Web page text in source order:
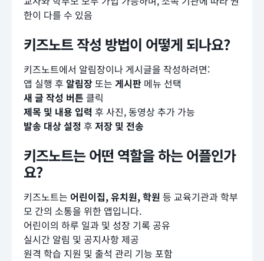
한이 다를 수 있음
키즈노트 작성 방법이 어떻게 되나요?
키즈노트에서 알림장이나 게시글을 작성하려면:
앱 실행 후 알림장또는 게시판 메뉴 선택
새 글 작성 버튼 클릭
제목 및 내용 입력 후 사진, 동영상 추가 가능
발송 대상 설정 후 저장 및 전송
키즈노트는 어떤 역할을 하는 어플인가
요?
키즈노트는 어린이집, 유치원, 학원 등 교육기관과 학부
모 간의 소통을 위한 앱입니다.
어린이의 하루 일과 및 성장 기록 공유
실시간 알림 및 공지사항 제공
원격 학습 지원 및 출석 관리 기능 포함